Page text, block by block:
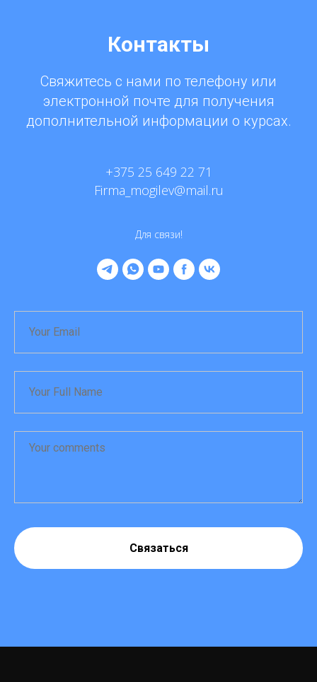
Контакты
Свяжитесь с нами по телефону или
электронной почте для получения
дополнительной информации о курсах.
+375 25 649 22 71
Firma_mogilev@mail.ru
Для связи!
Связаться